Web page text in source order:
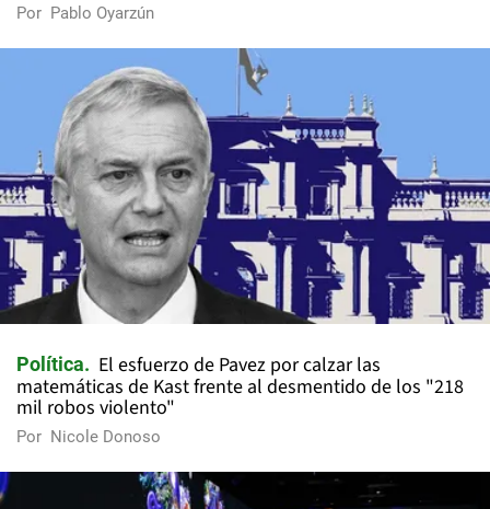
Por Pablo Oyarzún
Política
El esfuerzo de Pavez por calzar las
matemáticas de Kast frente al desmentido de los "218
mil robos violento"
Por Nicole Donoso